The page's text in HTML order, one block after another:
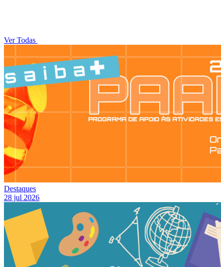
Ver Todas
Destaques
28 jul 2026